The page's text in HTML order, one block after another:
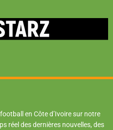
en Côte d’Ivoire sur notre
réel des dernières nouvelles, des